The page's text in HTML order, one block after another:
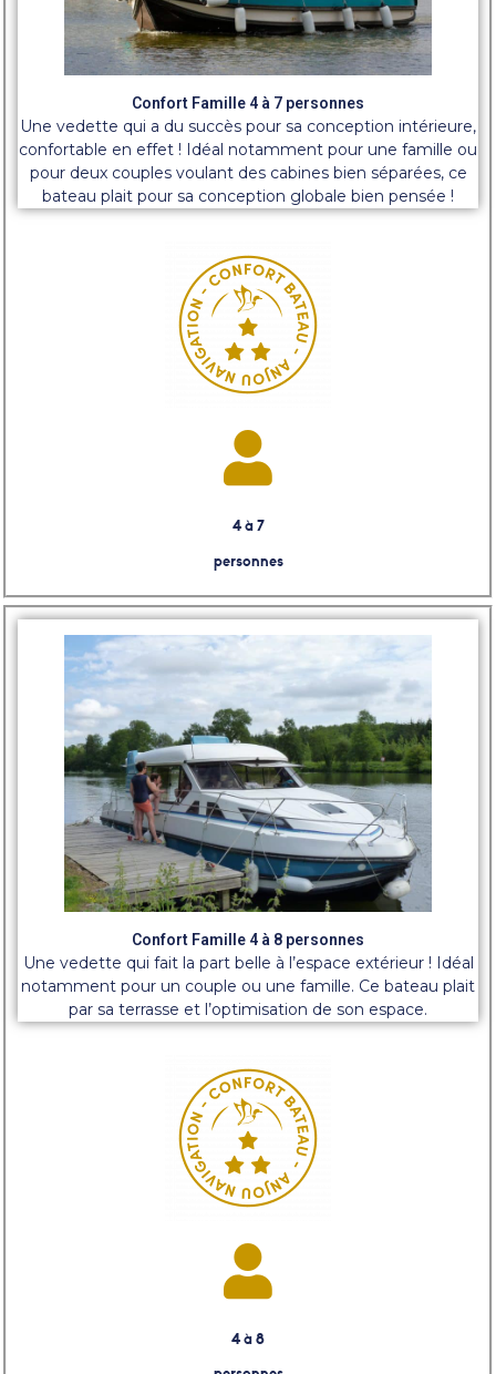
Confort Famille 4 à 7 personnes
Une vedette qui a du succès pour sa conception intérieure,
confortable en effet ! Idéal notamment pour une famille ou
pour deux couples voulant des cabines bien séparées, ce
bateau plait pour sa conception globale bien pensée !
4 à 7
personnes
Confort Famille 4 à 8 personnes
Une vedette qui fait la part belle à l’espace extérieur ! Idéal
notamment pour un couple ou une famille. Ce bateau plait
par sa terrasse et l’optimisation de son espace.
4 à 8